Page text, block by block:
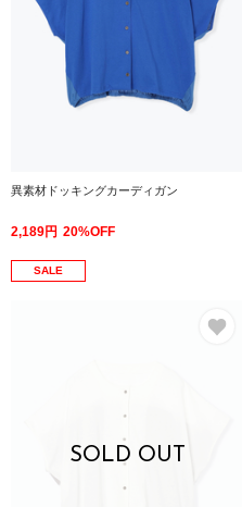
異素材ドッキングカーディガン
2,189円 20%OFF
SALE
SOLD OUT